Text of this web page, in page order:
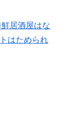
居酒屋はな
はためられ